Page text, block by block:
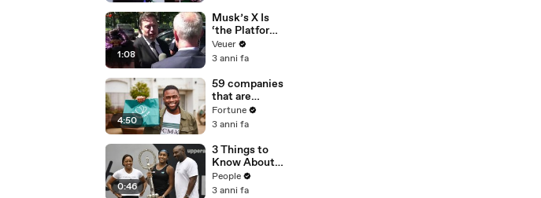
Trump
1:08
Musk’s X Is
‘the Platform
With the
Largest Ratio
Misinformatio
n or
Disinformatio
n’ Amongst
All Social
Media
Platforms
Veuer
3 anni fa
4:50
59 companies
that are
changing the
world: From
Chobani
Fortune
3 anni fa
0:46
3 Things to
Know About
Coco Gauff's
Parents
People
3 anni fa